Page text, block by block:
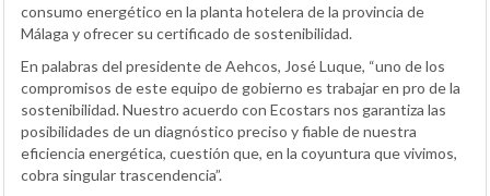
consumo energético en la planta hotelera de la provincia de
Málaga y ofrecer su certificado de sostenibilidad.
En palabras del presidente de Aehcos, José Luque, “uno de los
compromisos de este equipo de gobierno es trabajar en pro de la
sostenibilidad. Nuestro acuerdo con Ecostars nos garantiza las
posibilidades de un diagnóstico preciso y fiable de nuestra
eficiencia energética, cuestión que, en la coyuntura que vivimos,
cobra singular trascendencia”.